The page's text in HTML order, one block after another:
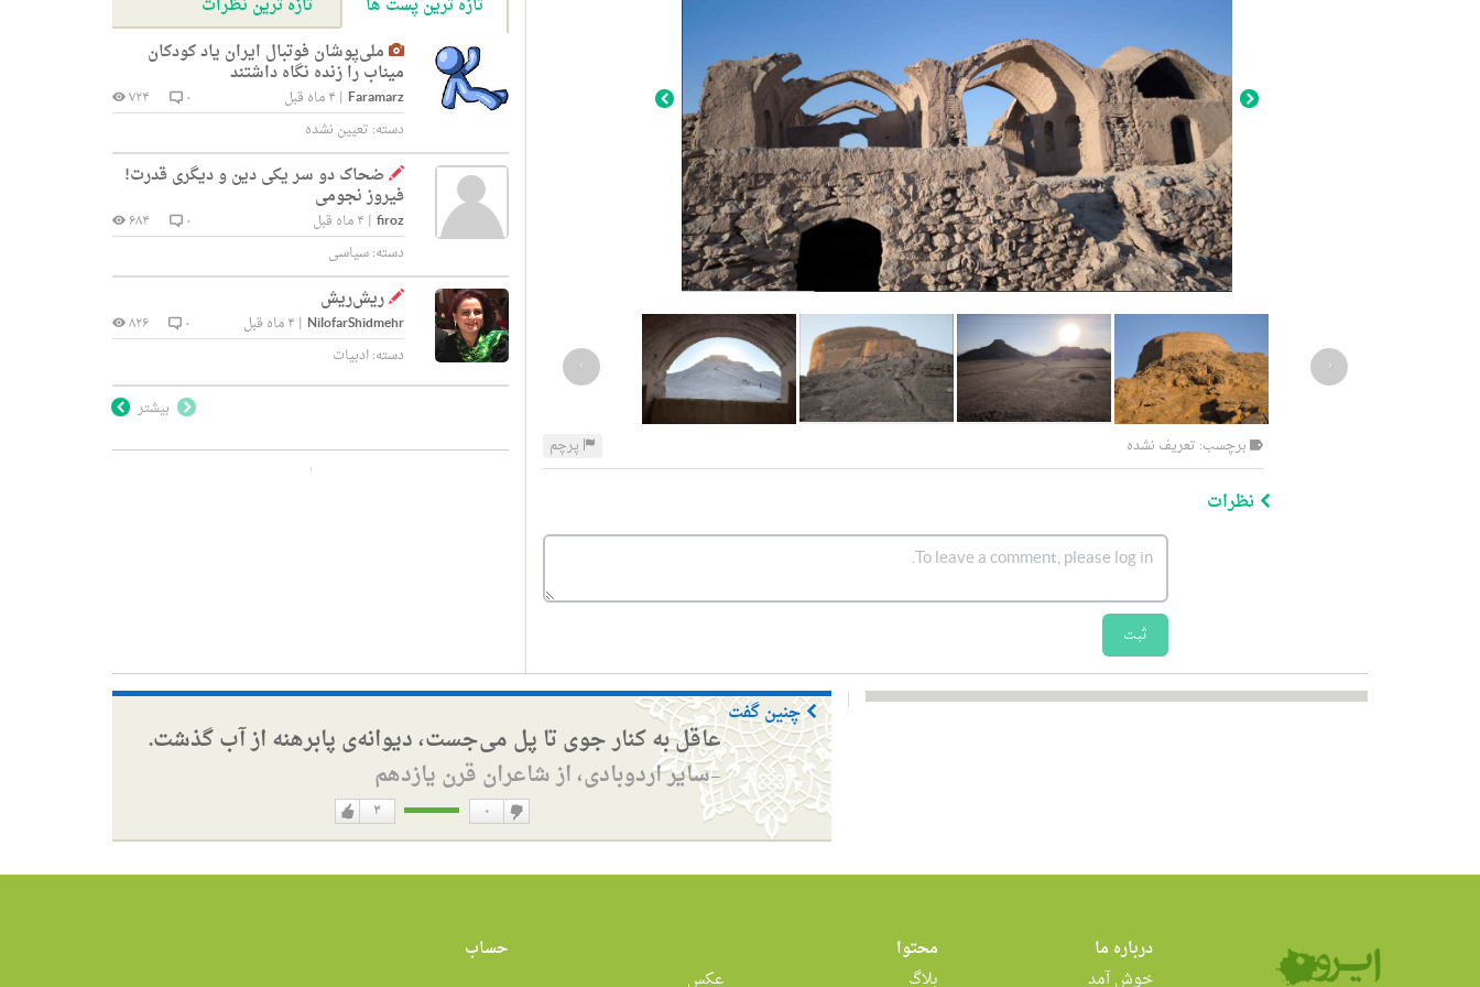
‹
›
برچسب: تعریف نشده پرچم
نظرات
ثبت
تازه ترین پست ها
تازه ترین نظرات
ملی‌پوشان فوتبال ایران یاد کودکان
میناب را زنده نگاه داشتند
Faramarz
| ۴ ماه قبل ۰
۷۲۴
دسته: تعیین نشده
ضحاک دو سر یکی دین و دیگری قدرت!
فیروز نجومی
firoz
| ۴ ماه قبل ۰
۶۸۴
دسته:سیاسی
ریش‌ریش
NilofarShidmehr
| ۴ ماه قبل ۰
۸۲۶
دسته:ادبیات
بیشتر
چنین گفت
عاقل به کنار جوی تا پل می‌جست، دیوانه‌ی پابرهنه از آب گذشت.
—سایر اردوبادی، از شاعران قرن یازدهم
دوست
۳ ۰
دوست
درباره ما
خوش آمد
محتوا
بلاگ
عکس
حساب